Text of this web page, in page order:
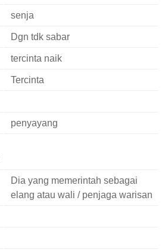
senja
Dgn tdk sabar
tercinta naik
Tercinta
penyayang
Dia yang memerintah sebagai
elang atau wali / penjaga warisan